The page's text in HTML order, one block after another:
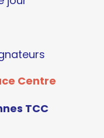
Centre
TCC